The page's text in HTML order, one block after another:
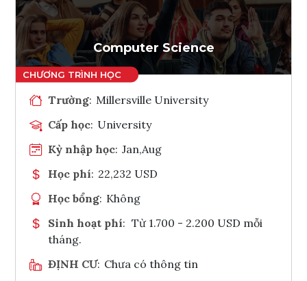
Tham vấn Interlink
Computer Science
Trường: Millersville University
Cấp học: University
Kỳ nhập học: Jan,Aug
Học phí: 22,232 USD
Học bổng: Không
Sinh hoạt phí: Từ 1.700 - 2.200 USD mỗi
tháng.
ĐỊNH CƯ: Chưa có thông tin